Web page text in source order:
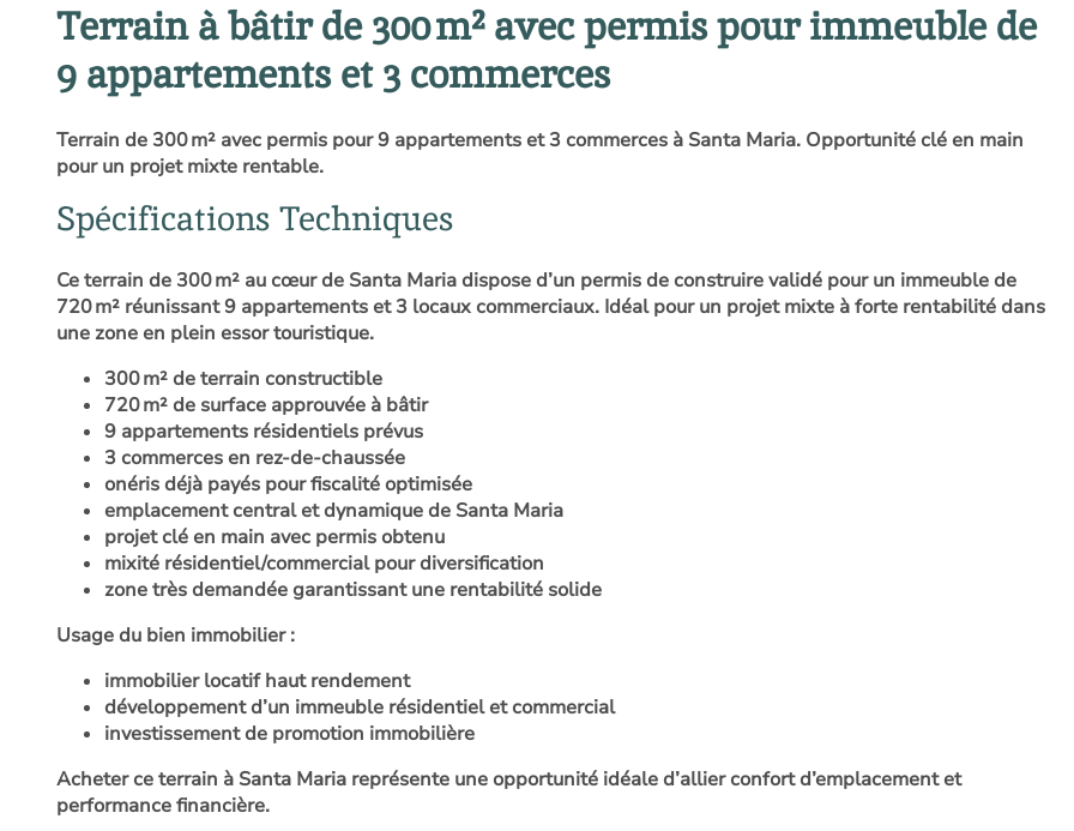
Terrain à bâtir de 300 m² avec permis pour immeuble de
9 appartements et 3 commerces
Terrain de 300 m² avec permis pour 9 appartements et 3 commerces à Santa Maria. Opportunité clé en main
pour un projet mixte rentable.
Spécifications Techniques
Ce terrain de 300 m² au cœur de Santa Maria dispose d’un permis de construire validé pour un immeuble de
720 m² réunissant 9 appartements et 3 locaux commerciaux. Idéal pour un projet mixte à forte rentabilité dans
une zone en plein essor touristique.
300 m² de terrain constructible
720 m² de surface approuvée à bâtir
9 appartements résidentiels prévus
3 commerces en rez-de-chaussée
onéris déjà payés pour fiscalité optimisée
emplacement central et dynamique de Santa Maria
projet clé en main avec permis obtenu
mixité résidentiel/commercial pour diversification
zone très demandée garantissant une rentabilité solide
Usage du bien immobilier :
immobilier locatif haut rendement
développement d’un immeuble résidentiel et commercial
investissement de promotion immobilière
Acheter ce terrain à Santa Maria représente une opportunité idéale d’allier confort d’emplacement et
performance financière.